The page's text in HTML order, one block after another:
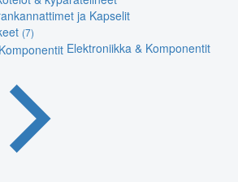
ja Kapselit
(7)
Elektroniikka & Komponentit